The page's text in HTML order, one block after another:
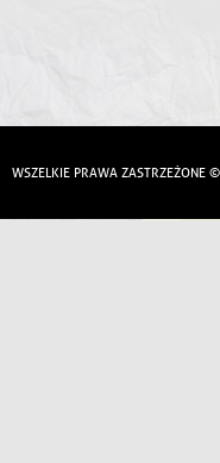
WSZELKIE PRAWA